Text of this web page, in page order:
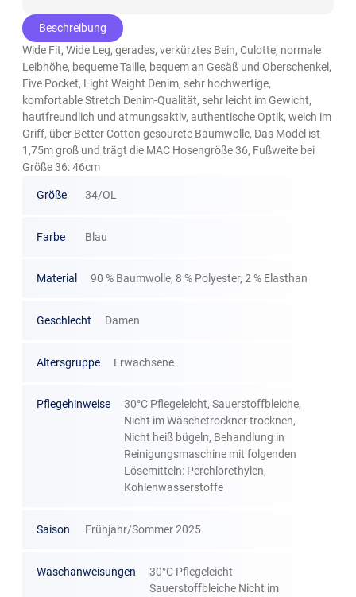
Beschreibung
Wide Fit, Wide Leg, gerades, verkürztes Bein, Culotte, normale
Leibhöhe, bequeme Taille, bequem an Gesäß und Oberschenkel,
Five Pocket, Light Weight Denim, sehr hochwertige,
komfortable Stretch Denim-Qualität, sehr leicht im Gewicht,
hautfreundlich und atmungsaktiv, authentische Optik, weich im
Griff, über Better Cotton gesourcte Baumwolle, Das Model ist
1,75m groß und trägt die MAC Hosengröße 36, Fußweite bei
Größe 36: 46cm
Größe 34/OL
Farbe Blau
Material 90 % Baumwolle, 8 % Polyester, 2 % Elasthan
Geschlecht Damen
Altersgruppe Erwachsene
Pflegehinweise
30°C Pflegeleicht, Sauerstoffbleiche,
Nicht im Wäschetrockner trocknen,
Nicht heiß bügeln, Behandlung in
Reinigungsmaschine mit folgenden
Lösemitteln: Perchlorethylen,
Kohlenwasserstoffe
Saison Frühjahr/Sommer 2025
Waschanweisungen
30°C Pflegeleicht
Sauerstoffbleiche Nicht im